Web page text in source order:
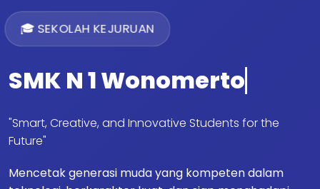
🎓 SEKOLAH KEJURUAN
SMK N 1 Wonomerto
"Smart, Creative, and Innovative Students for the
Future"
Mencetak generasi muda yang kompeten dalam